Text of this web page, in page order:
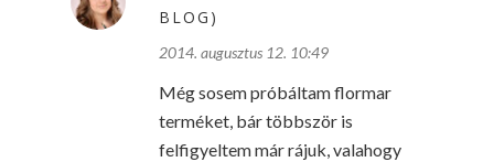
BLOG)
2014. augusztus 12. 10:49
Még sosem próbáltam flormar
terméket, bár többször is
felfigyeltem már rájuk, valahogy